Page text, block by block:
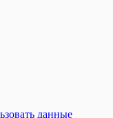
данные